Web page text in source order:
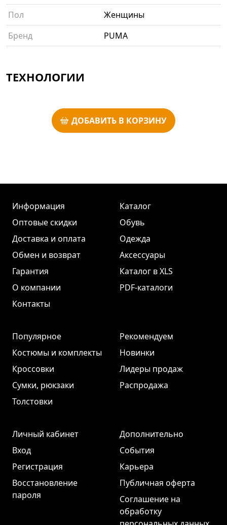
Пол
Женщины
Бренд
PUMA
ТЕХНОЛОГИИ
ДОБАВИТЬ В КОРЗИНУ
Информация
Оптовые скидки
Доставка и оплата
Обмен и возврат
Гарантия
О компании
Контакты
Каталог
Обувь
Одежда
Аксессуары
Каталог в XLS
PDF-каталоги
Популярное
Костюмы и комплекты
Кроссовки
Сумки, рюкзаки
Толстовки
Рекомендуем
Новинки
Лидеры продаж
Распродажа
Личный кабинет
Вход
Регистрация
Восстановление
пароля
Дополнительно
События
Карьера
Публичная оферта
Соглашение на
обработку